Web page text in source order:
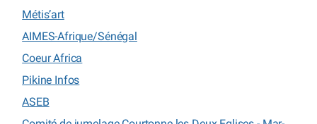
Métis’art
AIMES-Afrique/Sénégal
Coeur Africa
Pikine Infos
ASEB